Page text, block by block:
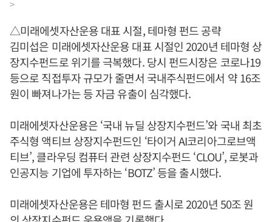
>
△미래에셋자산운용 대표 시절, 테마형 펀드 공략
김미섭은 미래에셋자산운용 대표 시절인 2020년 테마형 상
장지수펀드로 위기를 극복했다. 당시 펀드시장은 코로나19
등으로 직접투자 규모가 줄면서 국내주식펀드에서 약 16조
원이 빠져나가는 등 자금 유출이 심각했다.
미래에셋자산운용은 ‘국내 뉴딜 상장지수펀드’와 국내 최초
주식형 액티브 상장지수펀드인 ‘타이거 AI코리아그로브액
티브’, 클라우딩 컴퓨터 관련 상장지수펀드 ‘CLOU’, 로봇과
인공지능 기업에 투자하는 ‘BOTZ’ 등을 출시했다.
미래에셋자산운용은 테마형 펀드 출시로 2020년 50조 원